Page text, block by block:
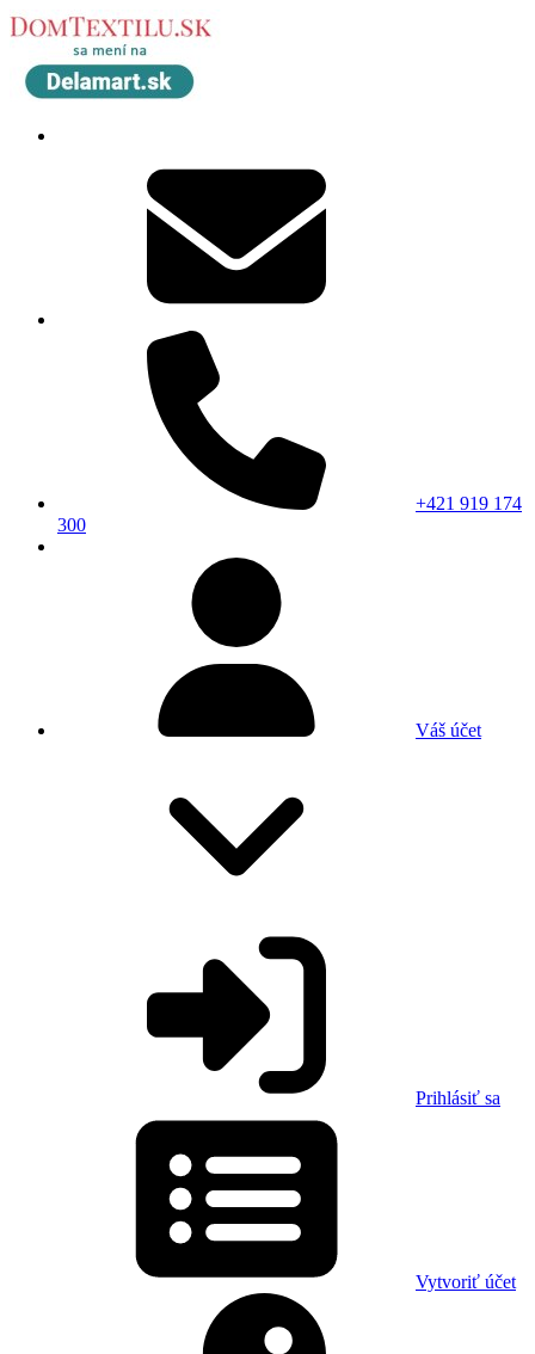
+421 919 174
300
Váš účet
Prihlásiť sa
Vytvoriť účet